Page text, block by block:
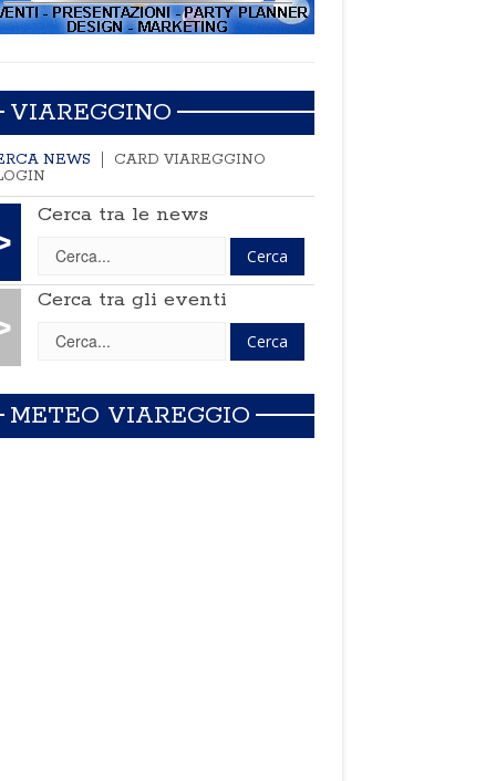
VIAREGGINO
NEWS
CARD VIAREGGINO
Cerca tra le news
Cerca tra gli eventi
METEO VIAREGGIO